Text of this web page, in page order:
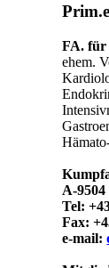
FA. für
ehem.
A-
Tel:
Fax:
e-mail: